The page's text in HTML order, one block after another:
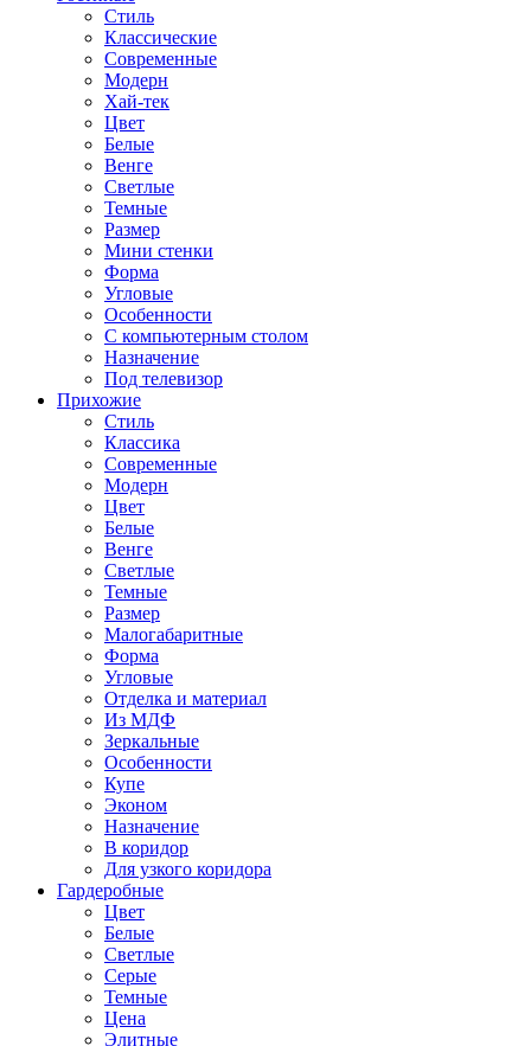
Стиль
Классические
Современные
Модерн
Хай-тек
Цвет
Белые
Венге
Светлые
Темные
Размер
Мини стенки
Форма
Угловые
Особенности
С компьютерным столом
Назначение
Под телевизор
Прихожие
Стиль
Классика
Современные
Модерн
Цвет
Белые
Венге
Светлые
Темные
Размер
Малогабаритные
Форма
Угловые
Отделка и материал
Из МДФ
Зеркальные
Особенности
Купе
Эконом
Назначение
В коридор
Для узкого коридора
Гардеробные
Цвет
Белые
Светлые
Серые
Темные
Цена
Элитные